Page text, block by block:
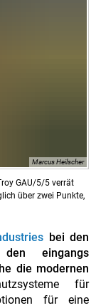
Marcus Heilscher
GAU/5/5 verrät
über zwei Punkte,
bei den
eingangs
die modernen
für
für eine